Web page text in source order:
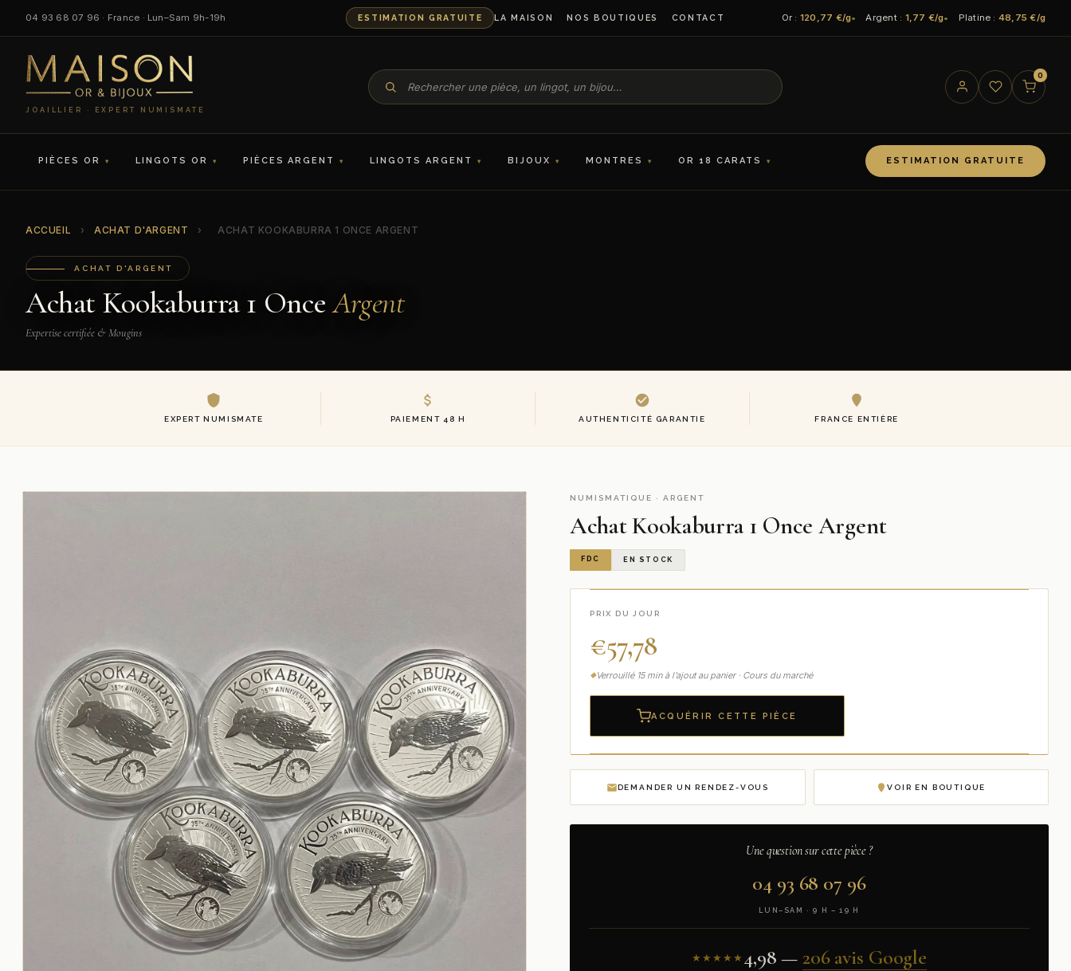
04 93 68 07 96 · France · Lun–Sam 9h-19h ESTIMATION GRATUITE LA MAISON NOS BOUTIQUES CONTACT Or : 120,77 €/g Argent : 1,77 €/g Platine : 48,75 €/g
JOAILLIER · EXPERT NUMISMATE
0
PIÈCES OR LINGOTS OR PIÈCES ARGENT LINGOTS ARGENT BIJOUX MONTRES OR 18 CARATS ESTIMATION GRATUITE
ACCUEIL › ACHAT D'ARGENT › ACHAT KOOKABURRA 1 ONCE ARGENT
ACHAT D'ARGENT
Achat Kookaburra 1 OnceArgent
Expertise certifiée & Mougins
EXPERT NUMISMATE PAIEMENT 48 H AUTHENTICITÉ GARANTIE FRANCE ENTIÈRE
NUMISMATIQUE · ARGENT
Achat Kookaburra 1 Once Argent
FDC EN STOCK
PRIX DU JOUR
€57,78
Verrouillé 15 min à l’ajout au panier · Cours du marché
ACQUÉRIR CETTE PIÈCE
DEMANDER UN RENDEZ-VOUS VOIR EN BOUTIQUE
Une question sur cette pièce ?
04 93 68 07 96
LUN–SAM · 9 H – 19 H
★★★★★4,98 —206 avis Google